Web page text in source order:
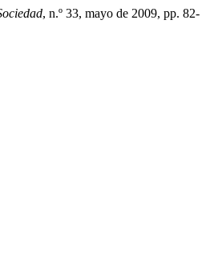
, n.º 33, mayo de 2009, pp. 82-